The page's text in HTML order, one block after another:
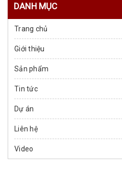
DANH MỤC
Trang chủ
Giới thiệu
Sản phẩm
Tin tức
Dự án
Liên hệ
Video